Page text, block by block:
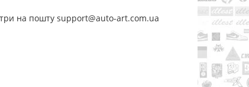
на пошту support@auto-art.com.ua